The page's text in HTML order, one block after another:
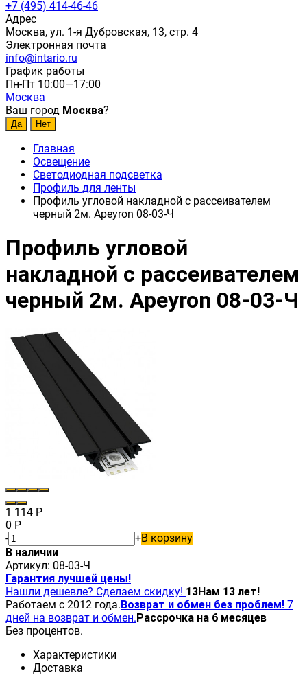
+7 (495) 414-46-46
Адрес
Москва, ул. 1-я Дубровская, 13, стр. 4
Электронная почта
info@intario.ru
График работы
Пн-Пт 10:00—17:00
Москва
Ваш город Москва?
Главная
Освещение
Светодиодная подсветка
Профиль для ленты
Профиль угловой накладной с рассеивателем
черный 2м. Apeyron 08-03-Ч
Профиль угловой
накладной с рассеивателем
черный 2м. Apeyron 08-03-Ч
1 114 Р
0 Р
-
+В корзину
В наличии
Артикул: 08-03-Ч
Гарантия лучшей цены!
Нашли дешевле? Сделаем скидку! 13Нам 13 лет!
Работаем с 2012 года.Возврат и обмен без проблем! 7
дней на возврат и обмен.Рассрочка на 6 месяцев
Без процентов.
Характеристики
Доставка